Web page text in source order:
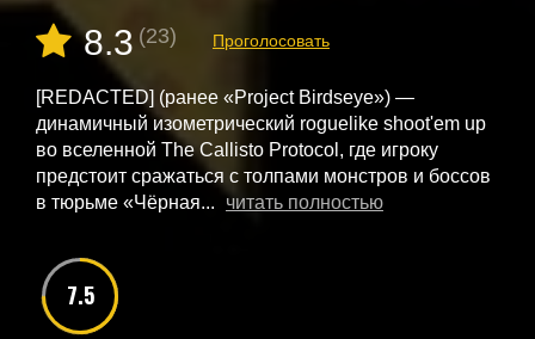
8.3 (23) Проголосовать
[REDACTED] (ранее «Project Birdseye») —
динамичный изометрический roguelike shoot'em up
во вселенной The Callisto Protocol, где игроку
предстоит сражаться с толпами монстров и боссов
в тюрьме «Чёрная...
читать полностью
7.5